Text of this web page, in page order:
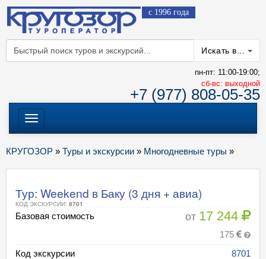
с 1996 года
Искать в...
пн-пт: 11:00-19:00;
cб-вс: выходной
+7 (977) 808-05-35
Меню
КРУГОЗОР » Туры и экскурсии » Многодневные туры »
Тур: Weekend в Баку (3 дня + авиа)
КОД ЭКСКУРСИИ: 8701
Базовая стоимость от 17 244
175
Код экскурсии
8701